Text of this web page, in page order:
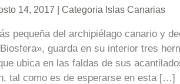
14, 2017 | Categoria Islas Canarias
pequeña del archipiélago canario y
guarda en su interior tres
ubica en las faldas de sus
tal como es de esperarse en esta […]